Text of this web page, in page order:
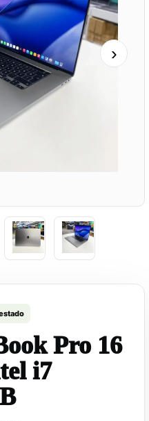
›
Pro 16
i7